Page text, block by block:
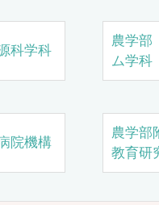
科学科
農学
ム学科
院機構
農学部
教育研